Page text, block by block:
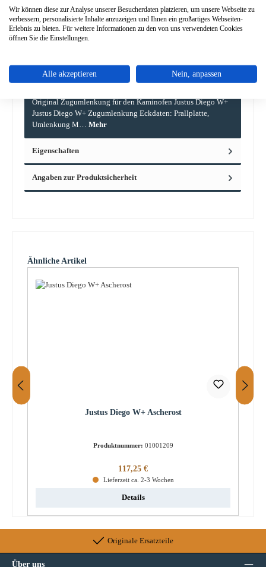
Frage zum Produkt
Original Zugumlenkung für den Kaminofen Justus Diego W+
Justus Diego W+ Zugumlenkung Eckdaten: Prallplatte,
Umlenkung M… Mehr
Eigenschaften
Angaben zur Produktsicherheit
Produktgalerie überspringen
Ähnliche Artikel
Justus Diego W+ Ascherost
Produktnummer: 01001209
Regulärer Preis:
117,25 €
Lieferzeit ca. 2-3 Wochen
Details
Originale Ersatzteile
Über uns
Wir können diese zur Analyse unserer Besucherdaten platzieren, um unsere Webseite zu
verbessern, personalisierte Inhalte anzuzeigen und Ihnen ein großartiges Webseiten-
Erlebnis zu bieten. Für weitere Informationen zu den von uns verwendeten Cookies
öffnen Sie die Einstellungen.
Alle akzeptieren Nein, anpassen